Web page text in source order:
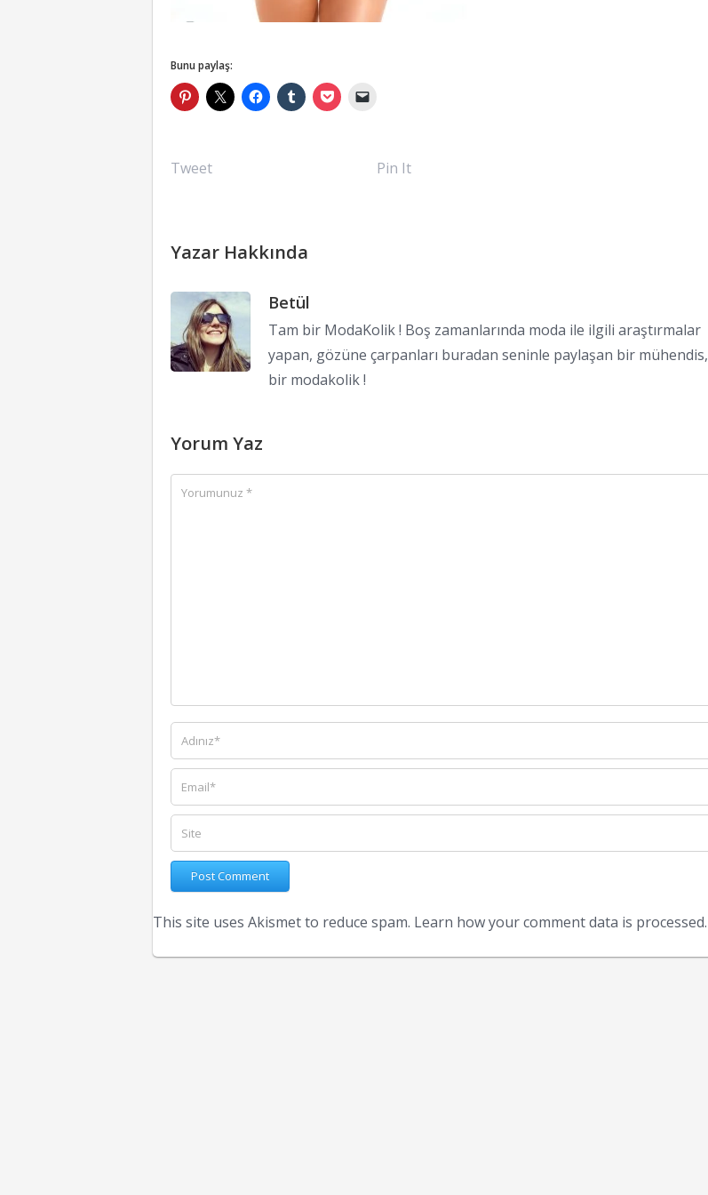
Bunu paylaş:
Tweet Pin It
Yazar Hakkında
Betül
Tam bir ModaKolik ! Boş zamanlarında moda ile ilgili araştırmalar
yapan, gözüne çarpanları buradan seninle paylaşan bir mühendis,
bir modakolik !
Yorum Yaz
This site uses Akismet to reduce spam. Learn how your comment data is processed.